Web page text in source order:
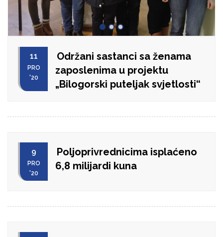
11
PRO
'20
Održani sastanci sa ženama
zaposlenima u projektu
„Bilogorski puteljak svjetlosti“
9
PRO
'20
Poljoprivrednicima isplaćeno
6,8 milijardi kuna